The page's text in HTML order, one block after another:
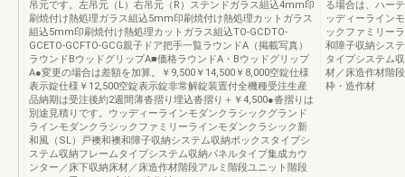
吊元です。左吊元（L）右吊元（R）ステンドガラス組込4mm印
刷焼付け熱処理ガラス組込5mm印刷焼付け熱処理カットガラス
組込5mm印刷焼付け熱処理カットガラス組込TO-GCDTO-
GCETO-GCFTO-GCG親子ドア把手一覧ラウンドA（掲載写真）
ラウンドBウッドグリップA■価格ラウンドA・Bウッドグリップ
A●変更の場合は差額を加算。￥9,500￥14,500￥8,000空錠仕様
表示錠仕様￥12,500空錠表示錠非常解錠装置付全機種受注生産
品納期は受注後約2週間薄沓摺り埋込沓摺り＋￥4,500●沓摺りは
別途見積りです。ウッディーラインモダンクラシックグランド
ラインモダンクラシックファミリーラインモダンクラシック新
和風（SL）戸襖和襖和障子収納システム収納ボックスタイプシ
ステム収納フレームタイプシステム収納パネルタイプ集成カウ
ンター／床下収納床材／床造作材階段アルミ階段ユニット階段
る場合は、ハー
ッディーライン
ックファミリー
和障子収納シス
タイプシステム
材／床造作材階
枠・造作材